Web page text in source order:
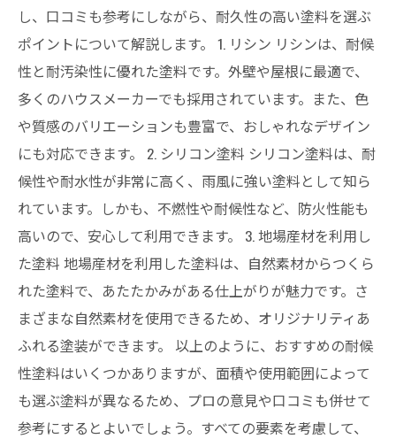
し、口コミも参考にしながら、耐久性の高い塗料を選ぶ
ポイントについて解説します。 1. リシン リシンは、耐候
性と耐汚染性に優れた塗料です。外壁や屋根に最適で、
多くのハウスメーカーでも採用されています。また、色
や質感のバリエーションも豊富で、おしゃれなデザイン
にも対応できます。 2. シリコン塗料 シリコン塗料は、耐
候性や耐水性が非常に高く、雨風に強い塗料として知ら
れています。しかも、不燃性や耐候性など、防火性能も
高いので、安心して利用できます。 3. 地場産材を利用し
た塗料 地場産材を利用した塗料は、自然素材からつくら
れた塗料で、あたたかみがある仕上がりが魅力です。さ
まざまな自然素材を使用できるため、オリジナリティあ
ふれる塗装ができます。 以上のように、おすすめの耐候
性塗料はいくつかありますが、面積や使用範囲によって
も選ぶ塗料が異なるため、プロの意見や口コミも併せて
参考にするとよいでしょう。すべての要素を考慮して、